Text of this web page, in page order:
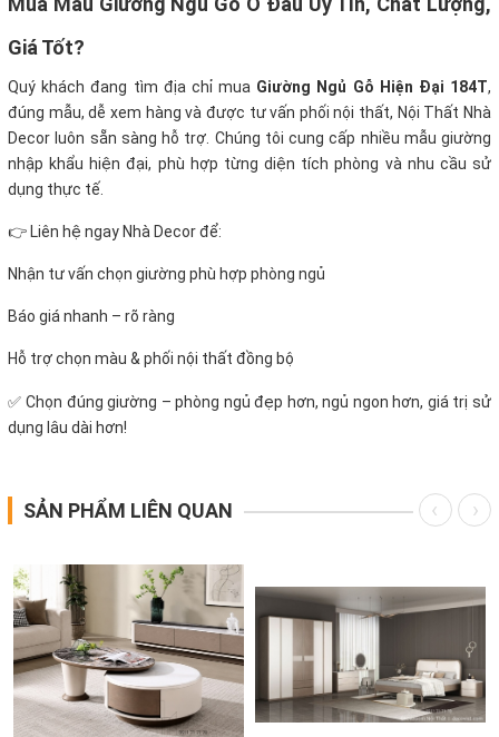
Giá Tốt?
Quý khách đang tìm địa chỉ mua Giường Ngủ Gỗ Hiện Đại 184T,
đúng mẫu, dễ xem hàng và được tư vấn phối nội thất, Nội Thất Nhà
Decor luôn sẵn sàng hỗ trợ. Chúng tôi cung cấp nhiều mẫu giường
nhập khẩu hiện đại, phù hợp từng diện tích phòng và nhu cầu sử
dụng thực tế.
👉 Liên hệ ngay Nhà Decor để:
Nhận tư vấn chọn giường phù hợp phòng ngủ
Báo giá nhanh – rõ ràng
Hỗ trợ chọn màu & phối nội thất đồng bộ
✅ Chọn đúng giường – phòng ngủ đẹp hơn, ngủ ngon hơn, giá trị sử
dụng lâu dài hơn!
SẢN PHẨM LIÊN QUAN